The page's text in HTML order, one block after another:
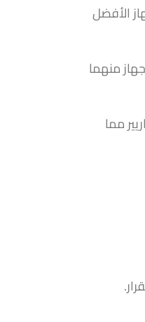
الأفضل
منهما
مما